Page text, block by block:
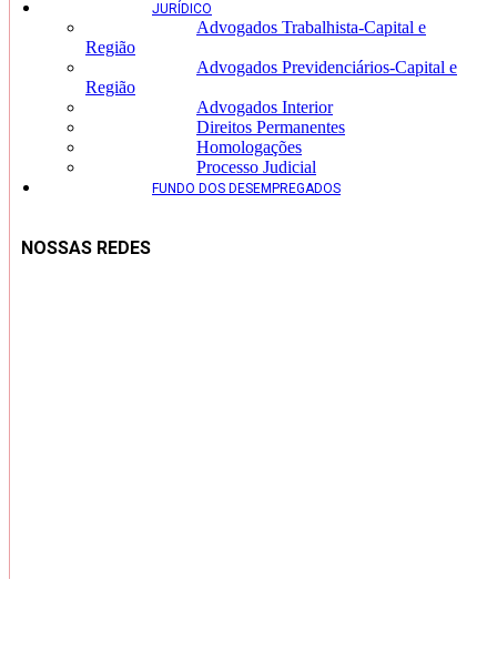
JURÍDICO
Advogados Trabalhista-Capital e
Região
Advogados Previdenciários-Capital e
Região
Advogados Interior
Direitos Permanentes
Homologações
Processo Judicial
FUNDO DOS DESEMPREGADOS
NOSSAS REDES